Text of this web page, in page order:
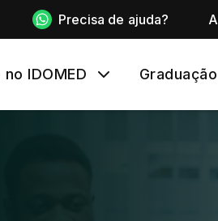
Precisa de ajuda?
IDOMED Graduação